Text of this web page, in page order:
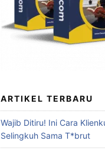
ARTIKEL TERBARU
Wajib Ditiru! Ini Cara
Selingkuh Sama T*brut